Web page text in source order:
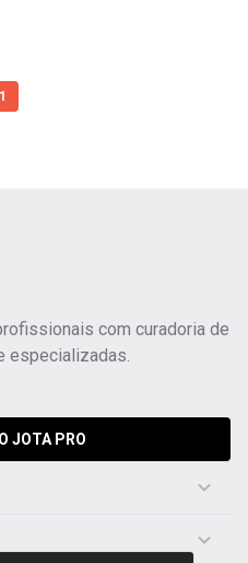
1
com curadoria de
especializadas.
JOTA PRO